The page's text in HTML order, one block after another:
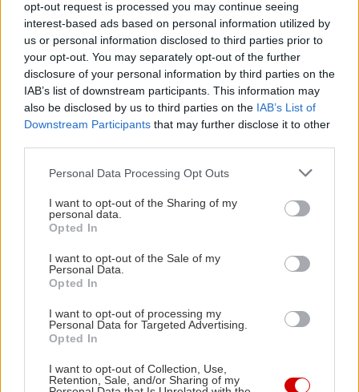
opt-out request is processed you may continue seeing
interest-based ads based on personal information utilized by
us or personal information disclosed to third parties prior to
your opt-out. You may separately opt-out of the further
disclosure of your personal information by third parties on the
IAB’s list of downstream participants. This information may
also be disclosed by us to third parties on the IAB’s List of
Downstream Participants that may further disclose it to other
Please note that this website/app uses one or more Google
not limited to your visit or usage behaviour. You may click to
grant or deny consent to Google and its third-party tags to
use your data for below specified purposes in below Google
consent section.
Personal Data Processing Opt Outs
I want to opt-out of the Sharing of my
personal data.
Opted In
I want to opt-out of the Sale of my
Personal Data.
Opted In
I want to opt-out of processing my
Personal Data for Targeted Advertising.
Opted In
I want to opt-out of Collection, Use,
Retention, Sale, and/or Sharing of my
συμπεριλήφθηκε στα ανεξάρτητα προπονητήρια,
ενώ υπήρξε και σχετική σύμβαση
παραχώρησης χρήσης μεταξύ του Δήμου
Γαλατσίου και του Οργανισμού «ΑΘΗΝΑ 2004».
«Στους Ολυμπιακούς οι εγκαταστάσεις ήταν καθ’
όλα νόμιμες. Μάλιστα στο κολυμβητήριο έκανε
προπόνηση η Αμερικάνικη ομάδα», προσθέτει ο κ.
Πρωτονοτάριος, αδυνατώντας να καταλάβει το
θέατρο του παραλόγου που παίζεται τόσα χρόνια
εις βάρος του άλσους άλλα και των δημοτών του
Γαλατσίου που το επισκέπτονται. «Πριν από
τέσσερα χρόνια ο Υπουργός Οικονομικών μας
διέθεσε 550 χιλιάδες ευρώ για να φτιάξουμε το
ταρτάν του στίβου γύρω από το γήπεδο
ποδοσφαίρου. Είναι ο μοναδικός στίβος στην
για να πάρουμε την έγκριση του έργου και η